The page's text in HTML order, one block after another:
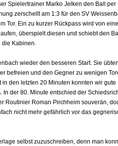
Spielertrainer Marko Jelken den Ball
zerschellt am 1:3 für den SV
Tor. Ein zu kurzer Rückpass wird von
überspielt diesen und schiebt den
die Kabinen.
wieder den besseren Start. Sie
befreien und den Gegner zu wenigen
den letzten 20 Minuten konnten wir
In der 80. Minute entschied der
Routinier Roman Pirchheim souverän,
nicht mehr gefährlich vor das
selbst zuzuschreiben, denn man